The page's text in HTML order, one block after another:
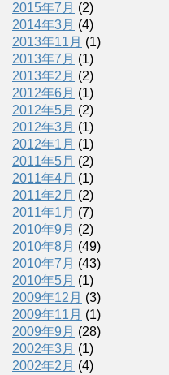
2015年7月 (2)
2014年3月 (4)
2013年11月 (1)
2013年7月 (1)
2013年2月 (2)
2012年6月 (1)
2012年5月 (2)
2012年3月 (1)
2012年1月 (1)
2011年5月 (2)
2011年4月 (1)
2011年2月 (2)
2011年1月 (7)
2010年9月 (2)
2010年8月 (49)
2010年7月 (43)
2010年5月 (1)
2009年12月 (3)
2009年11月 (1)
2009年9月 (28)
2002年3月 (1)
2002年2月 (4)